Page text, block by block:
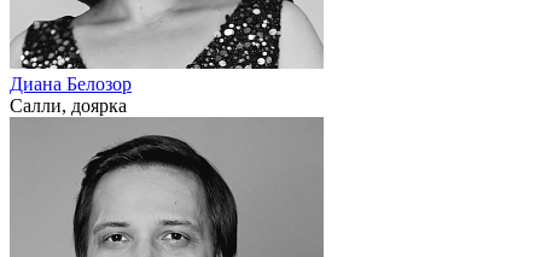
Диана Белозор
Салли, доярка